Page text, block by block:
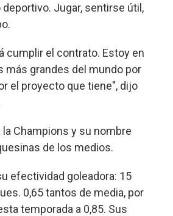
deportivo. Jugar, sentirse útil,
cumplir el contrato. Estoy en
más grandes del mundo por
el proyecto que tiene", dijo
Champions y su nombre
de los medios.
efectividad goleadora: 15
0,65 tantos de media, por
temporada a 0,85. Sus